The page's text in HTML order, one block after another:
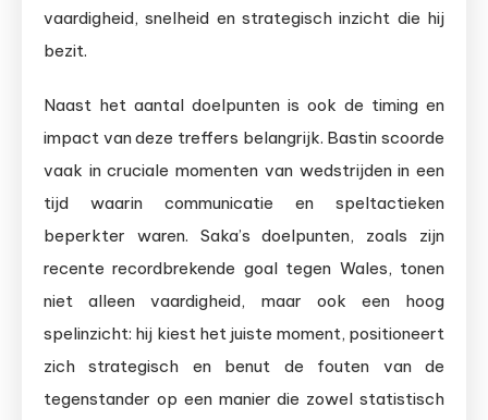
vaardigheid, snelheid en strategisch inzicht die hij
bezit.
Naast het aantal doelpunten is ook de timing en
impact van deze treffers belangrijk. Bastin scoorde
vaak in cruciale momenten van wedstrijden in een
tijd waarin communicatie en speltactieken
beperkter waren. Saka’s doelpunten, zoals zijn
recente recordbrekende goal tegen Wales, tonen
niet alleen vaardigheid, maar ook een hoog
spelinzicht: hij kiest het juiste moment, positioneert
zich strategisch en benut de fouten van de
tegenstander op een manier die zowel statistisch